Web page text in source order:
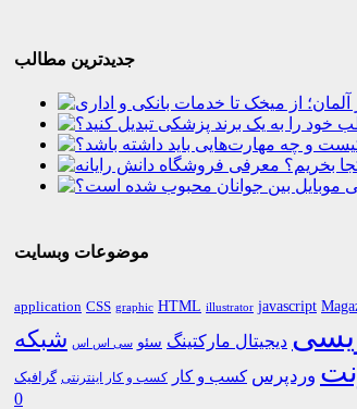
جدیدترین مطالب
موضوعات وبسایت
application CSS graphic HTML illustrator javascript
دیجیتال مارکتینگ سئو سی اس اس شبکه
وردپرس کسب و کار کسب و کار اینترنتی گرافیک
0